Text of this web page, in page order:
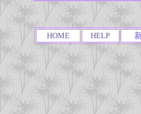
HOME HELP